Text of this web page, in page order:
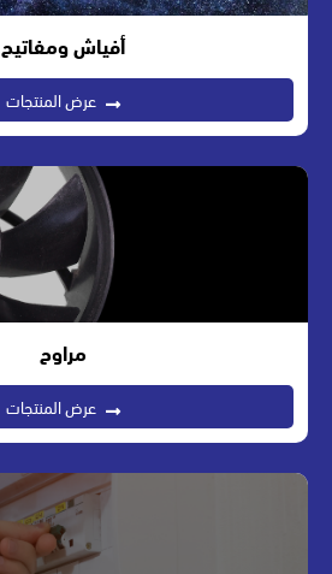
أفياش ومفاتيح
عرض المنتجات
مراوح
عرض المنتجات